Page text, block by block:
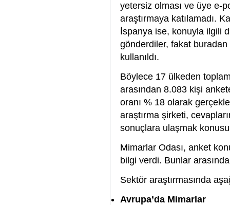
yetersiz olması ve üye e-
araştırmaya katılamadı.
İspanya ise, konuyla ilgili
gönderdiler, fakat
kullanıldı.
Böylece 17 ülkeden
arasından 8.083 kişi
oranı % 18 olarak
araştırma şirketi,
sonuçlara ulaşmak
Mimarlar Odası, anket
bilgi verdi. Bunlar
Sektör araştırmasında
Avrupa’da Mimarlar